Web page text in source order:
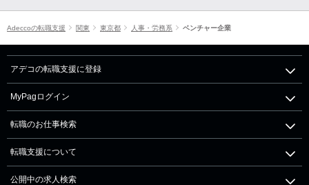
Adeccoの転職支援 関東 東京都 人事・労務系 ベンチャー企業
アデコの転職支援に登録
MyPagログイン
転職のお仕事検索
転職支援について
公開中の求人検索